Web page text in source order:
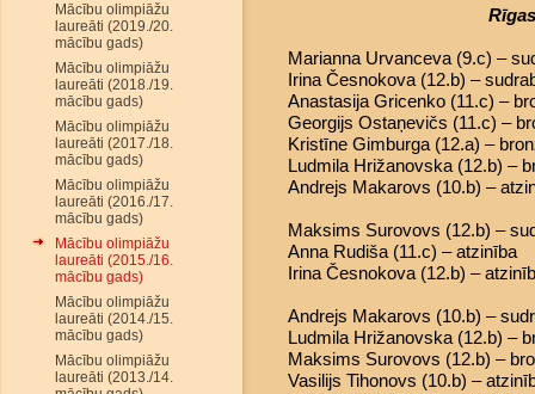
Mācību olimpiāžu
laureāti (2019./20.
mācību gads)
Mācību olimpiāžu
laureāti (2018./19.
mācību gads)
Mācību olimpiāžu
laureāti (2017./18.
mācību gads)
Mācību olimpiāžu
laureāti (2016./17.
mācību gads)
Mācību olimpiāžu
laureāti (2015./16.
mācību gads)
Mācību olimpiāžu
laureāti (2014./15.
mācību gads)
Mācību olimpiāžu
laureāti (2013./14.
Marianna Urvanceva (9.c) –
Irina Česnokova (12.b) –
Anastasija Gricenko (11.c) –
Georgijs Ostaņevičs (11.c) –
Kristīne Gimburga (12.a) –
Ludmila Hrižanovska (12.b) –
Andrejs Makarovs (10.b) –
Maksims Surovovs (12.b) –
Anna Rudiša (11.c) – atzinība
Irina Česnokova (12.b) –
Andrejs Makarovs (10.b) –
Ludmila Hrižanovska (12.b) –
Maksims Surovovs (12.b) –
Vasilijs Tihonovs (10.b) –